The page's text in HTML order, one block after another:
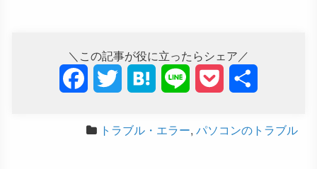
＼この記事が役に立ったらシェア／
c
t
n
c
トラブル・エラー, パソコンのトラブル